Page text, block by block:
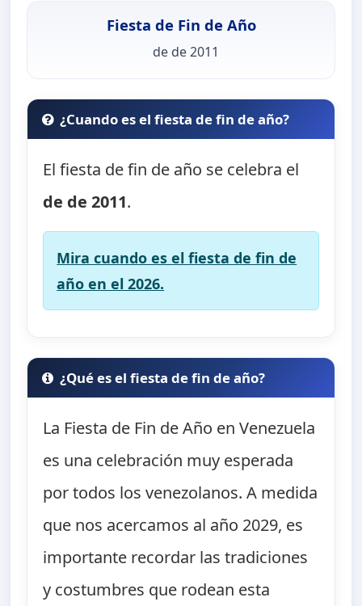
Fiesta de Fin de Año
de de 2011
¿Cuando es el fiesta de fin de año?
El fiesta de fin de año se celebra el
de de 2011.
Mira cuando es el fiesta de fin de
año en el 2026.
¿Qué es el fiesta de fin de año?
La Fiesta de Fin de Año en Venezuela
es una celebración muy esperada
por todos los venezolanos. A medida
que nos acercamos al año 2029, es
importante recordar las tradiciones
y costumbres que rodean esta